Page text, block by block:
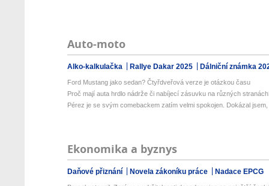
Auto-moto
Alko-kalkulačka Rallye Dakar 2025 Dálniční známka
Ford Mustang jako sedan? Čtyřdveřová verze je otázkou času
Proč mají auta hrdlo nádrže či nabíjecí zásuvku na různých
Pérez je se svým comebackem zatím velmi spokojen. Dokázal
Ekonomika a byznys
Daňové přiznání Novela zákoníku práce Nadace EPCG